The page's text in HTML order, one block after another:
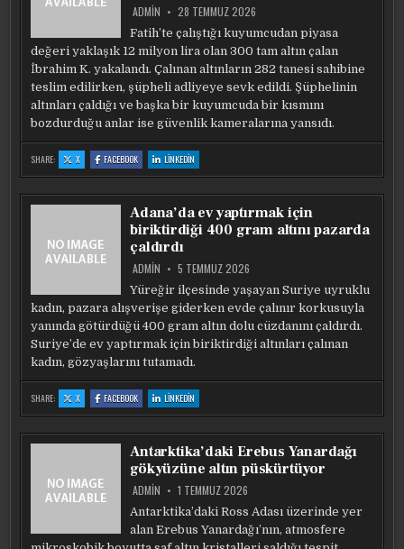
ADMIN 28 TEMMUZ 2026
Fatih’te çalıştığı kuyumcudan piyasa
değeri yaklaşık 12 milyon lira olan 300 tam altın çalan
İbrahim K. yakalandı. Çalınan altınların 282 tanesi sahibine
teslim edilirken, şüpheli adliyeye sevk edildi. Şüphelinin
altınları çaldığı ve başka bir kuyumcuda bir kısmını
bozdurduğu anlar ise güvenlik kameralarına yansıdı.
SHARE: X:
İSTANBUL’DA
ÇALIŞTIĞI
BÜROSUNDAN
300
ŞÜPHELI
YAKALANDI
FACEBOOK:
İSTANBUL’DA
ÇALIŞTIĞI
BÜROSUNDAN
TAM
ALTIN
ÇALAN
ŞÜPHELI
YAKALANDI
LINKEDIN
İSTANBUL’DA
ÇALIŞTIĞI
BÜROSUNDAN
TAM
ALTIN
ÇALAN
ŞÜPHELI
Adana’da ev yaptırmak için
biriktirdiği 400 gram altını pazarda
çaldırdı
ADMIN 5 TEMMUZ 2026
Yüreğir ilçesinde yaşayan Suriye uyruklu
kadın, pazara alışverişe giderken evde çalınır korkusuyla
yanında götürdüğü 400 gram altın dolu cüzdanını çaldırdı.
Suriye’de ev yaptırmak için biriktirdiği altınları çalınan
kadın, gözyaşlarını tutamadı.
SHARE: X:
ADANA’DA
EV
IÇIN
BIRIKTIRDIĞI
PAZARDA
ÇALDIRDI
FACEBOOK:
ADANA’DA
EV
IÇIN
400
GRAM
ALTINI
PAZARDA
ÇALDIRDI
LINKEDIN
ADANA’DA
EV
IÇIN
400
GRAM
ALTINI
ÇALDIRDI
Antarktika’daki Erebus Yanardağı
gökyüzüne altın püskürtüyor
ADMIN 1 TEMMUZ 2026
Antarktika’daki Ross Adası üzerinde yer
alan Erebus Yanardağı’nın, atmosfere